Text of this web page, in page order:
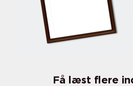
Få læst flere